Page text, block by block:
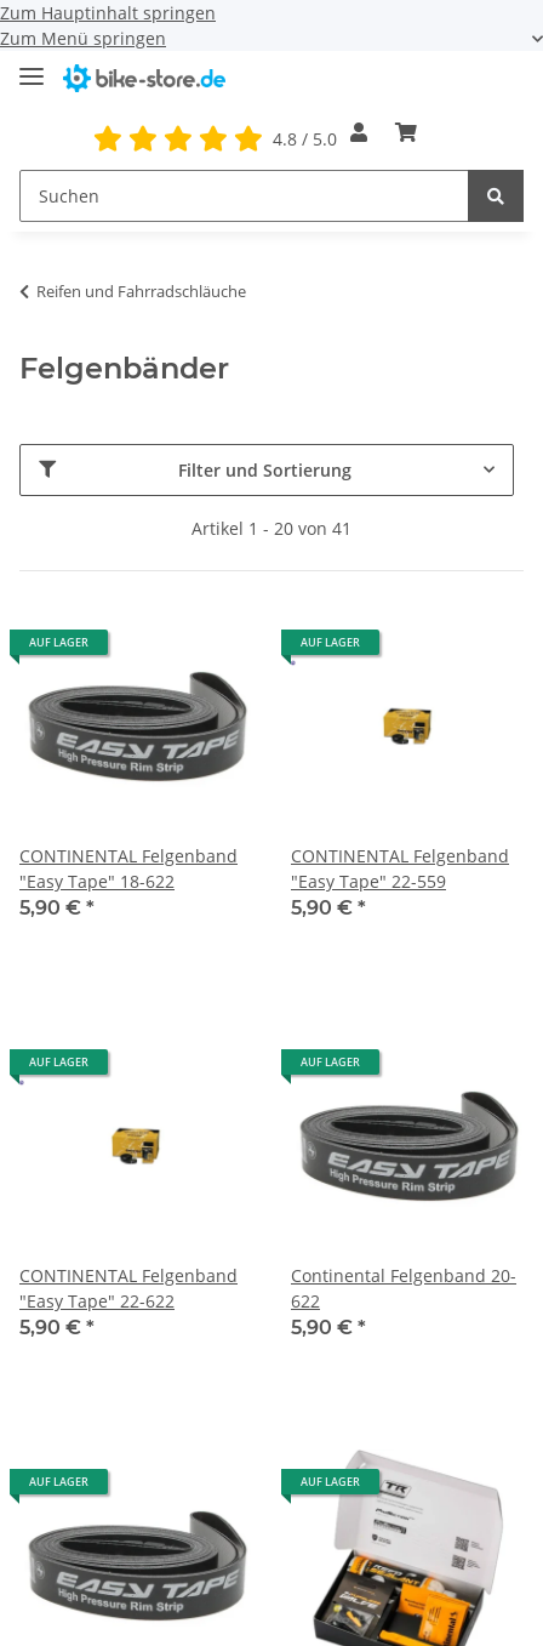
Zum Hauptinhalt springen
Zum Menü springen
4.8 / 5.0
Reifen und Fahrradschläuche
Felgenbänder
Filter und Sortierung
Artikel 1 - 20 von 41
AUF LAGER
CONTINENTAL Felgenband
"Easy Tape" 18-622
5,90 € *
AUF LAGER
CONTINENTAL Felgenband
"Easy Tape" 22-559
5,90 € *
AUF LAGER
CONTINENTAL Felgenband
"Easy Tape" 22-622
5,90 € *
AUF LAGER
Continental Felgenband 20-
622
5,90 € *
AUF LAGER AUF LAGER